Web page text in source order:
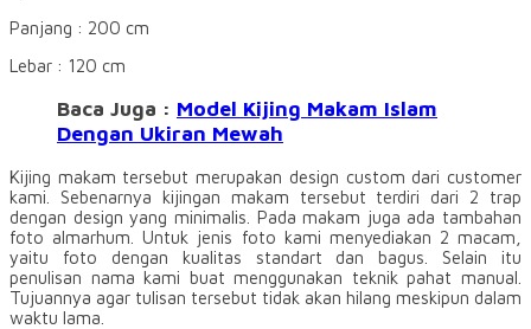
Panjang : 200 cm
Lebar : 120 cm
Baca Juga : Model Kijing Makam Islam
Dengan Ukiran Mewah
Kijing makam tersebut merupakan design custom dari customer
kami. Sebenarnya kijingan makam tersebut terdiri dari 2 trap
dengan design yang minimalis. Pada makam juga ada tambahan
foto almarhum. Untuk jenis foto kami menyediakan 2 macam,
yaitu foto dengan kualitas standart dan bagus. Selain itu
penulisan nama kami buat menggunakan teknik pahat manual.
Tujuannya agar tulisan tersebut tidak akan hilang meskipun dalam
waktu lama.